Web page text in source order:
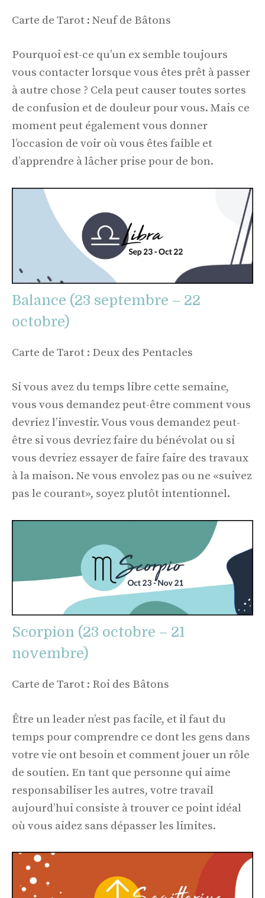
Carte de Tarot : Neuf de Bâtons
Pourquoi est-ce qu’un ex semble toujours
vous contacter lorsque vous êtes prêt à passer
à autre chose ? Cela peut causer toutes sortes
de confusion et de douleur pour vous. Mais ce
moment peut également vous donner
l’occasion de voir où vous êtes faible et
d’apprendre à lâcher prise pour de bon.
Balance (23 septembre – 22
octobre)
Carte de Tarot : Deux des Pentacles
Si vous avez du temps libre cette semaine,
vous vous demandez peut-être comment vous
devriez l’investir. Vous vous demandez peut-
être si vous devriez faire du bénévolat ou si
vous devriez essayer de faire faire des travaux
à la maison. Ne vous envolez pas ou ne «suivez
pas le courant», soyez plutôt intentionnel.
Scorpion (23 octobre – 21
novembre)
Carte de Tarot : Roi des Bâtons
Être un leader n’est pas facile, et il faut du
temps pour comprendre ce dont les gens dans
votre vie ont besoin et comment jouer un rôle
de soutien. En tant que personne qui aime
responsabiliser les autres, votre travail
aujourd’hui consiste à trouver ce point idéal
où vous aidez sans dépasser les limites.